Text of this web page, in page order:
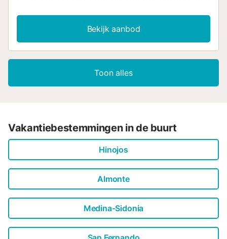
Bekijk aanbod
Toon alles
Vakantiebestemmingen in de buurt
Hinojos
Almonte
Medina-Sidonia